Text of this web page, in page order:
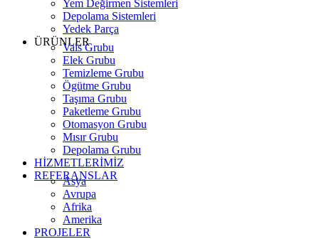
Yem Değirmen Sistemleri
Depolama Sistemleri
Yedek Parça
ÜRÜNLER
Vals Grubu
Elek Grubu
Temizleme Grubu
Ögütme Grubu
Taşıma Grubu
Paketleme Grubu
Otomasyon Grubu
Mısır Grubu
Depolama Grubu
HİZMETLERİMİZ
REFERANSLAR
Asya
Avrupa
Afrika
Amerika
PROJELER